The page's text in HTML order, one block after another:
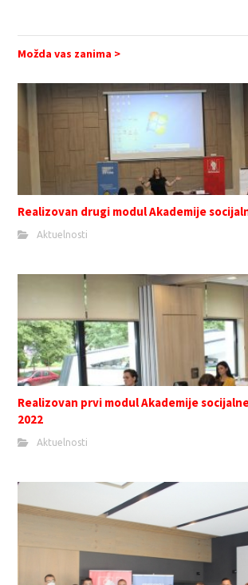
Možda vas zanima >
Realizovan drugi modul Akademije
Aktuelnosti
Realizovan prvi modul Akademije
2022
Aktuelnosti